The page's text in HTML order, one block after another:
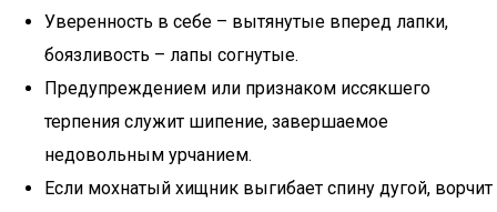
Уверенность в себе – вытянутые вперед лапки,
боязливость – лапы согнутые.
Предупреждением или признаком иссякшего
терпения служит шипение, завершаемое
недовольным урчанием.
Если мохнатый хищник выгибает спину дугой, ворчит